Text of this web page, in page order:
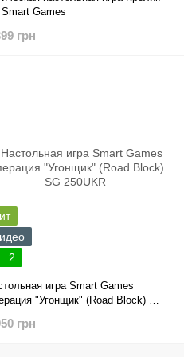
Games
грн
2
игра Smart Games
"Угонщик" (Road Block) SG
грн